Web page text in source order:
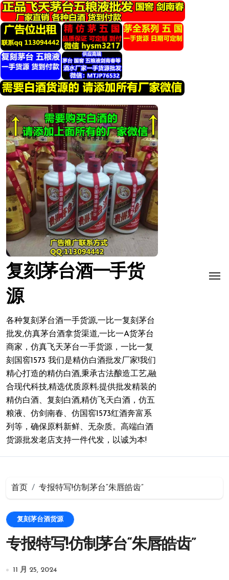
转
到
内
容
复刻茅台酒一手货
源
各种复刻茅台酒一手货源,一比一复刻茅台
批发,仿真茅台酒拿货渠道,一比一A货茅台
商家，仿真飞天茅台一手货源，一比一复
刻国窖1573 我们是精仿白酒批发厂家!我们
精心打造的精仿白酒,秉承古法酿造工艺,融
合现代科技,精选优质原料;提供批发精装的
精仿白酒、复刻白酒,精仿飞天白酒，仿五
粮液、仿剑南春、仿国窖1573红酒奔富系
列等，确保原料新鲜、无杂质。高端白酒
货源批发老店支持一件代发，以诚为本!
首页 专报特写!仿制茅台“朱唇皓齿”
复刻茅台酒货源
专报特写!仿制茅台“朱唇皓齿”
11 月 25, 2024